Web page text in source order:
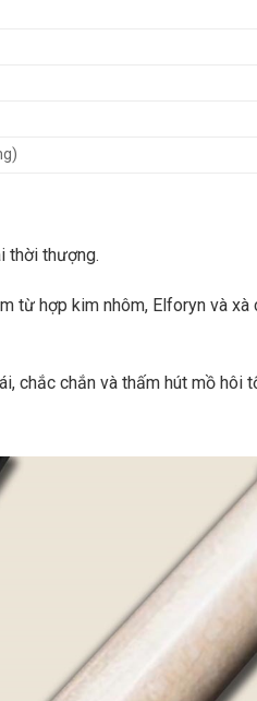
thời thượng.
từ hợp kim nhôm, Elforyn và
chắc chắn và thấm hút mồ hôi